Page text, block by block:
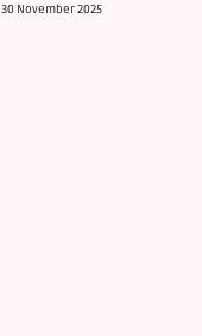
30 November 2025